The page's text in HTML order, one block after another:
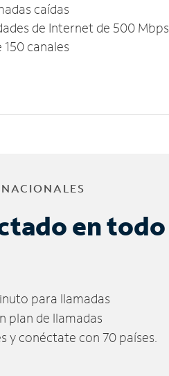
caídas
de Internet de 500 Mbps
150 canales
en todo
para llamadas
plan de llamadas
y conéctate con 70 países.